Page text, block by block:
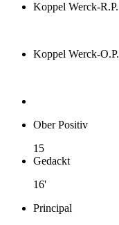
Koppel Werck-R.P.
Koppel Werck-O.P.
Ober Positiv
15
Gedackt
16'
Principal